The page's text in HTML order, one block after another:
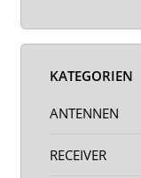
KATEGORIEN
ANTENNEN
RECEIVER